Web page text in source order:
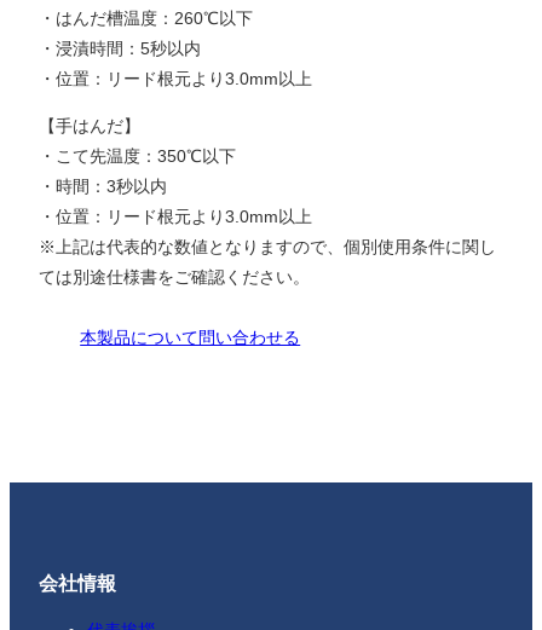
・はんだ槽温度：260℃以下
・浸漬時間：5秒以内
・位置：リード根元より3.0mm以上
【手はんだ】
・こて先温度：350℃以下
・時間：3秒以内
・位置：リード根元より3.0mm以上
※上記は代表的な数値となりますので、個別使用条件に関し
ては別途仕様書をご確認ください。
本製品について問い合わせる
会社情報